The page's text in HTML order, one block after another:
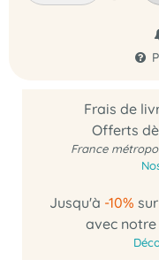
Frais de
Offerts
France
Jusqu'à -10%
avec